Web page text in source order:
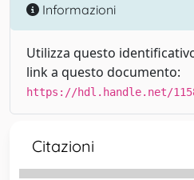
Informazioni
Utilizza questo
link a questo documento:
https://hdl.handle.net/
Citazioni